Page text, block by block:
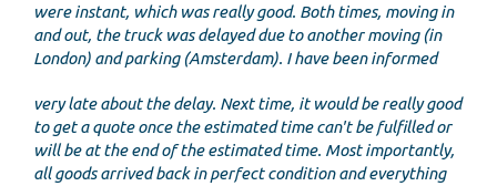
were instant, which was really good. Both times, moving in
and out, the truck was delayed due to another moving (in
London) and parking (Amsterdam). I have been informed
very late about the delay. Next time, it would be really good
to get a quote once the estimated time can't be fulfilled or
will be at the end of the estimated time. Most importantly,
all goods arrived back in perfect condition and everything